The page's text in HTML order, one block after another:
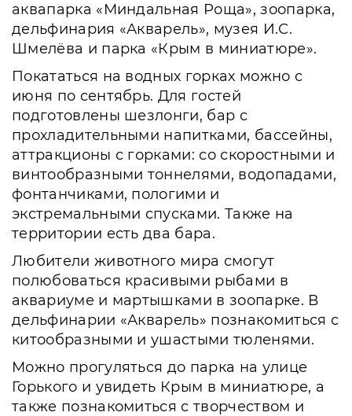
аквапарка «Миндальная Роща», зоопарка,
дельфинария «Акварель», музея И.С.
Шмелёва и парка «Крым в миниатюре».
Покататься на водных горках можно с
июня по сентябрь. Для гостей
подготовлены шезлонги, бар с
прохладительными напитками, бассейны,
аттракционы с горками: со скоростными и
винтообразными тоннелями, водопадами,
фонтанчиками, пологими и
экстремальными спусками. Также на
территории есть два бара.
Любители животного мира смогут
полюбоваться красивыми рыбами в
аквариуме и мартышками в зоопарке. В
дельфинарии «Акварель» познакомиться с
китообразными и ушастыми тюленями.
Можно прогуляться до парка на улице
Горького и увидеть Крым в миниатюре, а
также познакомиться с творчеством и